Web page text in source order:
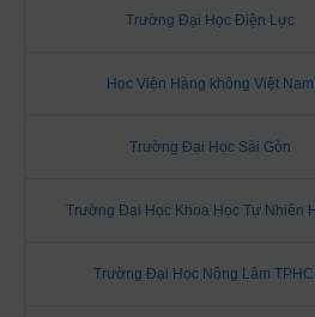
Trường Đại Học Điện Lực
Học Viện Hàng không Việt Nam
Trường Đại Học Sài Gòn
Trường Đại Học Khoa Học Tự Nhiên
Trường Đại Học Nông Lâm